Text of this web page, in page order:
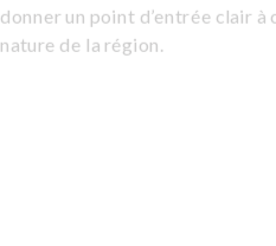
donner un point d’entrée clair à
nature de la région.